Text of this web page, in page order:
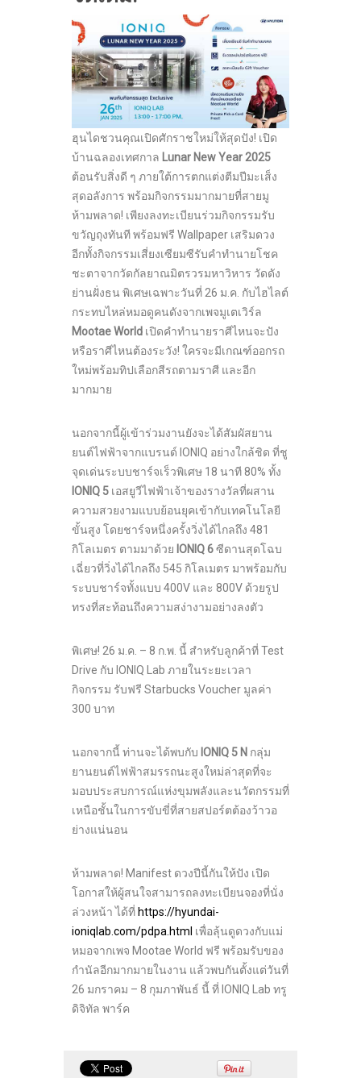
ฮุนไดชวนคุณเปิดศักราชใหม่ให้สุดปัง! เปิด
บ้านฉลองเทศกาล Lunar New Year 2025
ต้อนรับสิ่งดี ๆ ภายใต้การตกแต่งตีมปีมะเส็ง
สุดอลังการ พร้อมกิจกรรมมากมายที่สายมู
ห้ามพลาด! เพียงลงทะเบียนร่วมกิจกรรมรับ
ขวัญถุงทันที พร้อมฟรี Wallpaper เสริมดวง
อีกทั้งกิจกรรมเสี่ยงเซียมซีรับคำทำนายโชค
ชะตาจากวัดกัลยาณมิตรวรมหาวิหาร วัดดัง
ย่านฝั่งธน พิเศษเฉพาะวันที่ 26 ม.ค. กับไฮไลต์
กระทบไหล่หมอดูคนดังจากเพจมูเตเวิร์ล
Mootae World เปิดคำทำนายราศีไหนจะปัง
หรือราศีไหนต้องระวัง! ใครจะมีเกณฑ์ออกรถ
ใหม่พร้อมทิปเลือกสีรถตามราศี และอีก
มากมาย
นอกจากนี้ผู้เข้าร่วมงานยังจะได้สัมผัสยาน
ยนต์ไฟฟ้าจากแบรนด์ IONIQ อย่างใกล้ชิด ที่ชู
จุดเด่นระบบชาร์จเร็วพิเศษ 18 นาที 80% ทั้ง
IONIQ 5 เอสยูวีไฟฟ้าเจ้าของรางวัลที่ผสาน
ความสวยงามแบบย้อนยุคเข้ากับเทคโนโลยี
ขั้นสูง โดยชาร์จหนึ่งครั้งวิ่งได้ไกลถึง 481
กิโลเมตร ตามมาด้วย IONIQ 6ซีดานสุดโฉบ
เฉี่ยวที่วิ่งได้ไกลถึง 545 กิโลเมตร มาพร้อมกับ
ระบบชาร์จทั้งแบบ 400V และ 800V ด้วยรูป
ทรงที่สะท้อนถึงความสง่างามอย่างลงตัว
พิเศษ! 26 ม.ค. – 8 ก.พ. นี้ สำหรับลูกค้าที่ Test
Drive กับ IONIQ Lab ภายในระยะเวลา
กิจกรรม รับฟรี Starbucks Voucher มูลค่า
300 บาท
นอกจากนี้ ท่านจะได้พบกับ IONIQ 5 N กลุ่ม
ยานยนต์ไฟฟ้าสมรรถนะสูงใหม่ล่าสุดที่จะ
มอบประสบการณ์แห่งขุมพลังและนวัตกรรมที่
เหนือชั้นในการขับขี่ที่สายสปอร์ตต้องว้าวอ
ย่างแน่นอน
ห้ามพลาด! Manifest ดวงปีนี้กันให้ปัง เปิด
โอกาสให้ผู้สนใจสามารถลงทะเบียนจองที่นั่ง
ล่วงหน้า ได้ที่ https://hyundai-
ioniqlab.com/pdpa.html เพื่อลุ้นดูดวงกับแม่
หมอจากเพจ Mootae World ฟรี พร้อมรับของ
กำนัลอีกมากมายในงาน แล้วพบกันตั้งแต่วันที่
26 มกราคม – 8 กุมภาพันธ์ นี้ ที่ IONIQ Lab ทรู
ดิจิทัล พาร์ค